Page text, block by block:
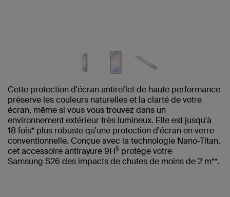
Cette protection d'écran antireflet de haute performance
préserve les couleurs naturelles et la clarté de votre
écran, même si vous vous trouvez dans un
environnement extérieur très lumineux. Elle est jusqu'à
18 fois* plus robuste qu'une protection d'écran en verre
conventionnelle. Conçue avec la technologie Nano-Titan,
cet accessoire antirayure 9H§ protège votre
Samsung S26 des impacts de chutes de moins de 2 m**.